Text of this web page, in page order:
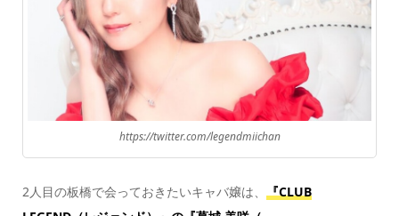
https://twitter.com/legendmiichan
2人目の板橋で会っておきたいキャバ嬢は、 『CLUB